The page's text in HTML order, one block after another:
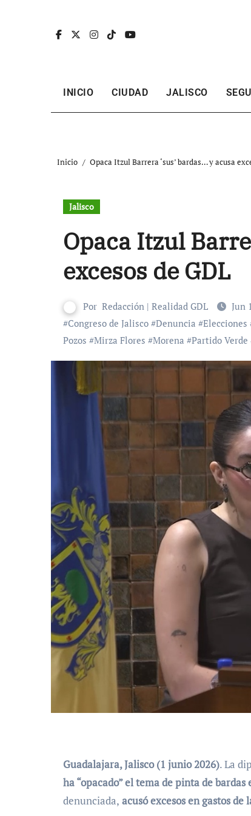
INICIO CIUDAD JALISCO
Inicio Opaca Itzul Barrera ‘sus’ bardas… y acusa
Jalisco
Opaca Itzul
excesos de GDL
Por Redacción | Realidad GDL Jun
#Congreso de Jalisco #Denuncia #Elecciones
Pozos #Mirza Flores #Morena #Partido Verde
Guadalajara, Jalisco (1 junio 2026). La
ha “opacado” el tema de pinta de
denunciada, acusó excesos en gastos